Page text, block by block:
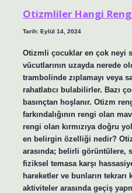
Otizmliler Hangi
Tarih: Eylül 14, 2024
Otizmli çocuklar en çok neyi
vücutlarının uzayda nerede
trambolinde zıplamayı veya
rahatlatıcı bulabilirler. Bazı
basınçtan hoşlanır. Otizm
farkındalığının rengi olan
rengi olan kırmızıya doğru
en belirgin özelliği nedir?
arasında; belirli görüntülere,
fiziksel temasa karşı
hareketler ve bunların tekrarı
aktiviteler arasında geçiş